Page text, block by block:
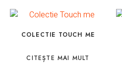
COLECTIE TOUCH ME
CITEȘTE MAI MULT